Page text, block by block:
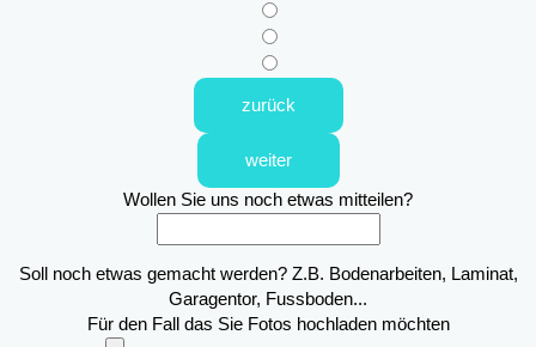
zurück
weiter
Wollen Sie uns noch etwas mitteilen?
Soll noch etwas gemacht werden? Z.B. Bodenarbeiten, Laminat,
Garagentor, Fussboden...
Für den Fall das Sie Fotos hochladen möchten